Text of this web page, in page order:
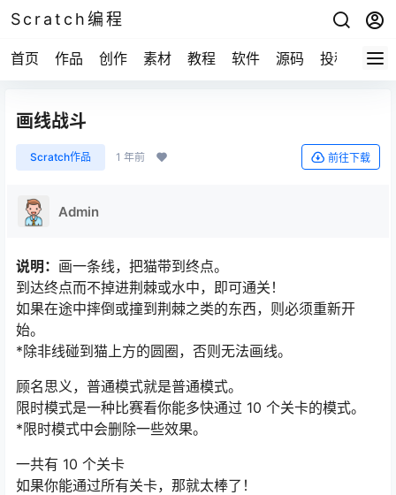
Scratch编程
首页 作品 创作 素材 教程 软件 源码 投稿 关于
画线战斗
Scratch作品 1 年前 前往下载
Admin
说明： 画一条线，把猫带到终点。
到达终点而不掉进荆棘或水中，即可通关！
如果在途中摔倒或撞到荆棘之类的东西，则必须重新开
始。
*除非线碰到猫上方的圆圈，否则无法画线。
顾名思义，普通模式就是普通模式。
限时模式是一种比赛看你能多快通过 10 个关卡的模式。
*限时模式中会删除一些效果。
一共有 10 个关卡
如果你能通过所有关卡，那就太棒了！